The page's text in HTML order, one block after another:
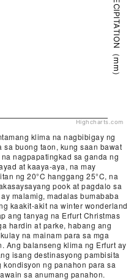
PRECIPITATION（mm）
Highcharts.com
klima na nagbibigay ng
buong taon, kung saan bawat
nagpapatingkad sa ganda ng
at kaaya-aya, na may
ng 20°C hanggang 25°C, na
pook at pagdalo sa
malamig, madalas bumababa
kaakit-akit na winter wonderland
ang tanyag na Erfurt Christmas
hardin at parke, habang ang
na mainam para sa mga
Ang balanseng klima ng Erfurt ay
isang destinasyong pambisita
ng panahon para sa
sa anumang panahon.